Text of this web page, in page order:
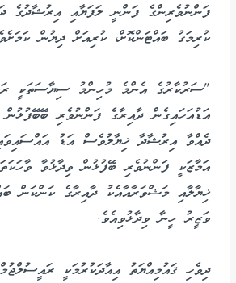
ފަންނުވެރިންގެ ފަންނީ ލަފަޔާއި އިރުޝާދުގެ
ކުރިމަގު ބައްޓަންކޮށް، ކުރިއަށް ދިޔުން
"ސަރުކާރުގެ އެންމެ މުހިންމު ސިޔާސަތަކީ
އަޑުއަހައިގެން ދާއިރާގެ ފަންނުވެރި ބޭބޭފުޅުން
ދެއްވާ އިރުޝާދާ ޚިޔާލުވެސް އަޑު
އަމާޒަކީ ފަންނުވެރި ބޭފުޅުން ވިދާޅުވާ
ޚިޔާލާއި މަޝްވަރާއާއެކު ދާއިރާގެ ކަންކަން
ވަޒީރު ހީނާ ވިދާޅުވިއެވެ.
ދިވެހި ޤައުމިއްޔަތު އިއާދަކުރުމަކީ